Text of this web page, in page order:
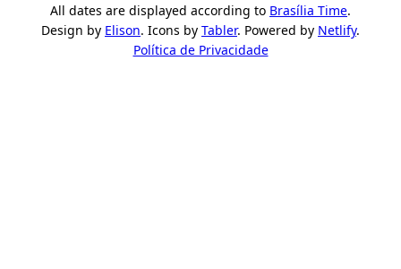
All dates are displayed according to Brasília Time.
Design by Elison. Icons by Tabler. Powered by Netlify.
Política de Privacidade